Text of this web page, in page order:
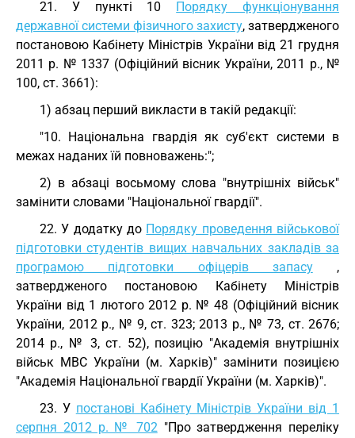
21. У пункті 10 Порядку функціонування
державної системи фізичного захисту, затвердженого
постановою Кабінету Міністрів України від 21 грудня
2011 р. № 1337 (Офіційний вісник України, 2011 р., №
100, ст. 3661):
1) абзац перший викласти в такій редакції:
"10. Національна гвардія як суб'єкт системи в
межах наданих їй повноважень:";
2) в абзаці восьмому слова "внутрішніх військ"
замінити словами "Національної гвардії".
22. У додатку до Порядку проведення військової
підготовки студентів вищих навчальних закладів за
програмою підготовки офіцерів запасу,
затвердженого постановою Кабінету Міністрів
України від 1 лютого 2012 р. № 48 (Офіційний вісник
України, 2012 p., № 9, ст. 323; 2013 p., № 73, ст. 2676;
2014 р., № 3, ст. 52), позицію "Академія внутрішніх
військ МВС України (м. Харків)" замінити позицією
"Академія Національної гвардії України (м. Харків)".
23. У постанові Кабінету Міністрів України від 1
серпня 2012 р. № 702"Про затвердження переліку